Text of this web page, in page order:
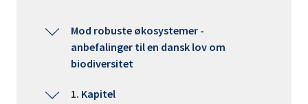
Mod robuste økosystemer -
anbefalinger til en dansk lov om
biodiversitet
1. Kapitel